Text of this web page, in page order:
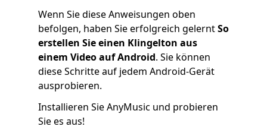
Wenn Sie diese Anweisungen oben
befolgen, haben Sie erfolgreich gelerntSo
erstellen Sie einen Klingelton aus
einem Video auf Android. Sie können
diese Schritte auf jedem Android-Gerät
ausprobieren.
Installieren Sie AnyMusic und probieren
Sie es aus!